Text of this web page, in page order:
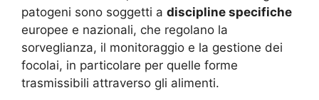
patogeni sono soggetti a discipline specifiche
europee e nazionali, che regolano la
sorveglianza, il monitoraggio e la gestione dei
focolai, in particolare per quelle forme
trasmissibili attraverso gli alimenti.